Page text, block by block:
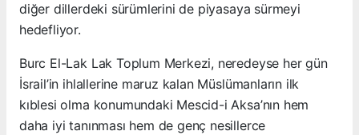
diğer dillerdeki sürümlerini de piyasaya sürmeyi
hedefliyor.
Burc El-Lak Lak Toplum Merkezi, neredeyse her gün
İsrail’in ihlallerine maruz kalan Müslümanların ilk
kıblesi olma konumundaki Mescid-i Aksa’nın hem
daha iyi tanınması hem de genç nesillerce